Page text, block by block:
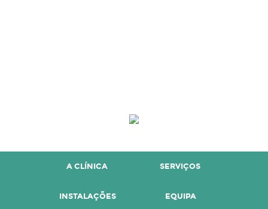
A CLÍNICA SERVIÇOS
INSTALAÇÕES EQUIPA